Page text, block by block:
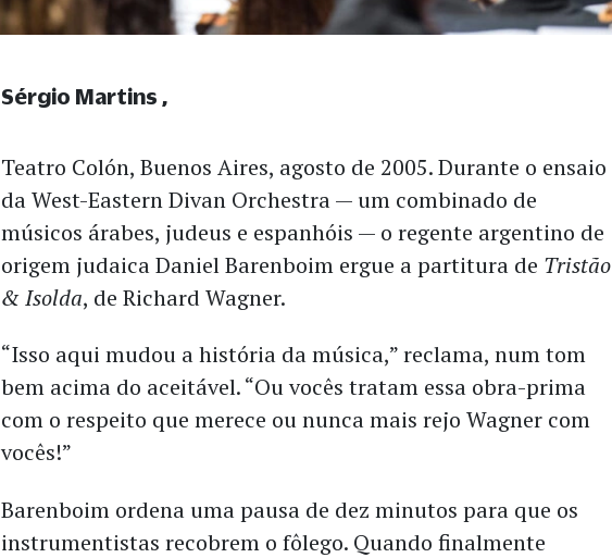
Teatro Colón, Buenos Aires, agosto de 2005. Durante o ensaio
da West-Eastern Divan Orchestra — um combinado de
músicos árabes, judeus e espanhóis — o regente argentino de
origem judaica Daniel Barenboim ergue a partitura de Tristão
& Isolda, de Richard Wagner.
“Isso aqui mudou a história da música,” reclama, num tom
bem acima do aceitável. “Ou vocês tratam essa obra-prima
com o respeito que merece ou nunca mais rejo Wagner com
vocês!”
Barenboim ordena uma pausa de dez minutos para que os
instrumentistas recobrem o fôlego. Quando finalmente
Sérgio Martins